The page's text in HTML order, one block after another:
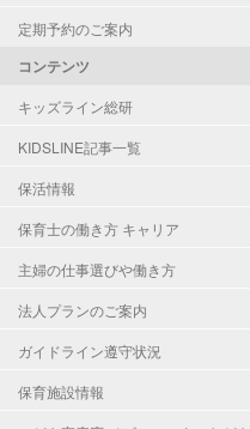
定期予約のご案内
コンテンツ
キッズライン総研
KIDSLINE記事一覧
保活情報
保育士の働き方 キャリア
主婦の仕事選びや働き方
法人プランのご案内
ガイドライン遵守状況
保育施設情報